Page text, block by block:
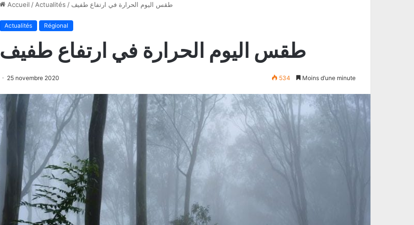
Accueil / Actualités / طقس اليوم الحرارة في ارتفاع طفيف
Actualités Régional
طقس اليوم الحرارة في ارتفاع طفيف
25 novembre 2020 534 Moins d’une minute